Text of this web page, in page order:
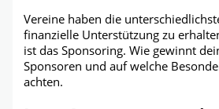
Vereine haben die
finanzielle Unterstützung zu
ist das Sponsoring. Wie gewinnt
Sponsoren und auf welche
achten.